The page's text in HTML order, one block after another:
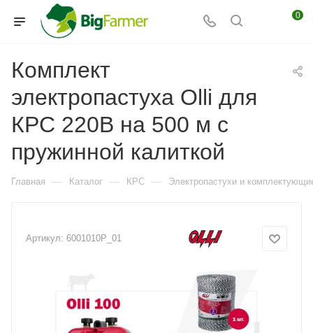
0
Комплект
электропастуха Olli для
КРС 220В на 500 м с
пружинной калиткой
Главная — Каталог — КРС — Электропастухи и
Артикул: 6001010P_01